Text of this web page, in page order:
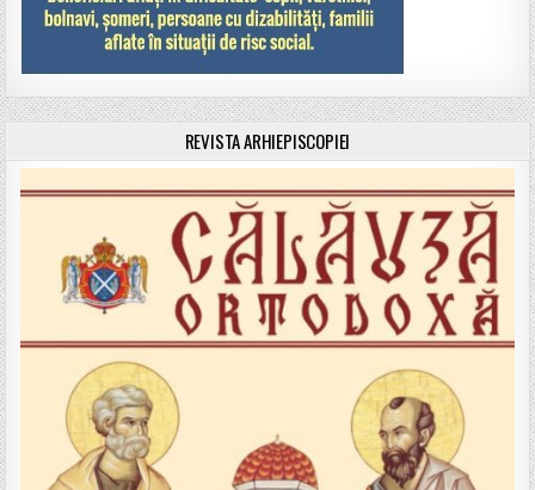
REVISTA ARHIEPISCOPIEI